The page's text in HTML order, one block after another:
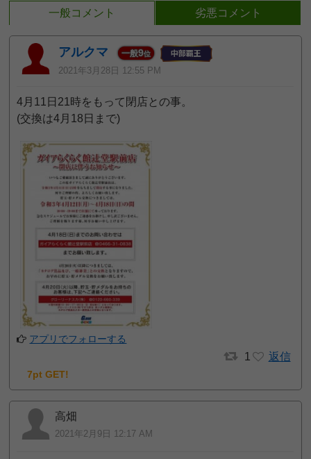
一般コメント 劣悪コメント
アルクマ 一般9位
2021年3月28日 12:55 PM
4月11日21時をもって閉店との事。
(交換は4月18日まで)
アプリでフォローする
1 返信
7pt GET!
高畑
2021年2月9日 12:17 AM